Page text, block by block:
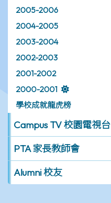
2005-2006
2004-2005
2003-2004
2002-2003
2001-2002
2000-2001
學校成就龍虎榜
Campus TV 校園電視台
PTA 家長教師會
Alumni 校友